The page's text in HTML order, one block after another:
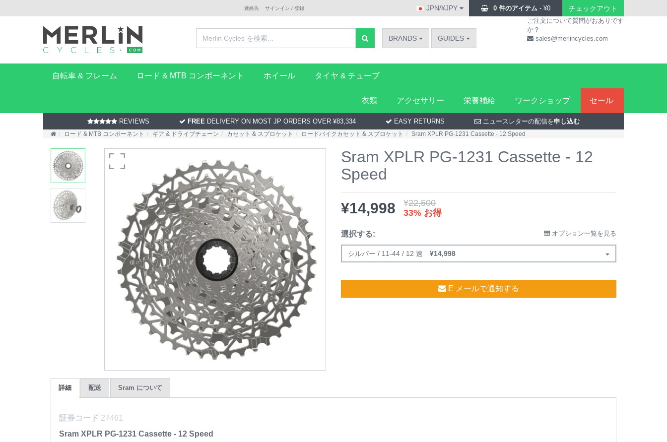
連絡先 サインイン / 登録 0 件のアイテム - ¥0 チェックアウト
JPN/¥JPY
BRANDS GUIDES
ご注文について質問がおありです
か？
sales@merlincycles.com
自転車 & フレーム ロード & MTB コンポーネント ホイール タイヤ & チューブ
衣類 アクセサリー 栄養補給 ワークショップ セール
REVIEWS FREE DELIVERY ON MOST JP ORDERS OVER ¥83,334 EASY RETURNS ニュースレターの配信を申し込む
ロード & MTB コンポーネント ギア & ドライブチェーン カセット & スプロケット ロードバイクカセット & スプロケット Sram XPLR PG-1231 Cassette - 12 Speed
Sram XPLR PG-1231 Cassette - 12
Speed
¥14,998 ¥22,500
33% お得
選択する: オプション一覧を見る
シルバー / 11-44 / 12 速 ¥14,998
E メールで通知する
詳細 配送 Sram について
証券コード 27461
Sram XPLR PG-1231 Cassette - 12 Speed